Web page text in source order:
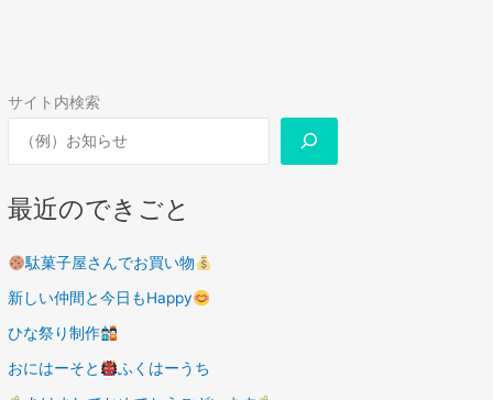
サイト内検索
最近のできごと
駄菓子屋さんでお買い物
新しい仲間と今日もHappy
ひな祭り制作
おにはーそと
ふくはーうち